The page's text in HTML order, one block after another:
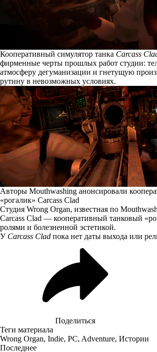
Кооперативный симулятор танка Carcass
фирменные черты прошлых работ студии:
атмосферу дегуманизации и гнетущую
рутину в невозможных условиях.
Авторы Mouthwashing анонсировали
«рогалик» Carcass Clad
Студия Wrong Organ, известная по
Carcass Clad — кооперативный танковый
ролями и болезненной эстетикой.
У Carcass Clad пока нет даты выхода или
Поделиться
Теги материала
Wrong Organ, Indie, PC, Adventure, Истории
Последнее